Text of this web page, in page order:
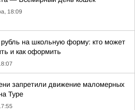
18:09
рубль на школьную форму: кто может
и как оформить
запретили движение маломерных
Туре